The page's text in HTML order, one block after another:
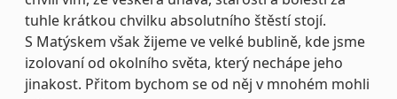
tuhle krátkou chvilku absolutního štěstí stojí.
S Matýskem však žijeme ve velké bublině, kde jsme
izolovaní od okolního světa, který nechápe jeho
jinakost. Přitom bychom se od něj v mnohém mohli